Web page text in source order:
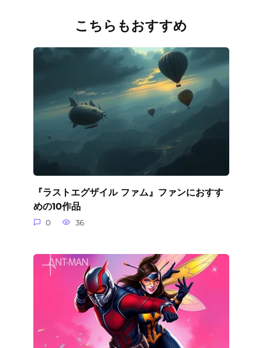
こちらもおすすめ
『ラストエグザイル ファム』ファンにおすす
めの10作品
0 36